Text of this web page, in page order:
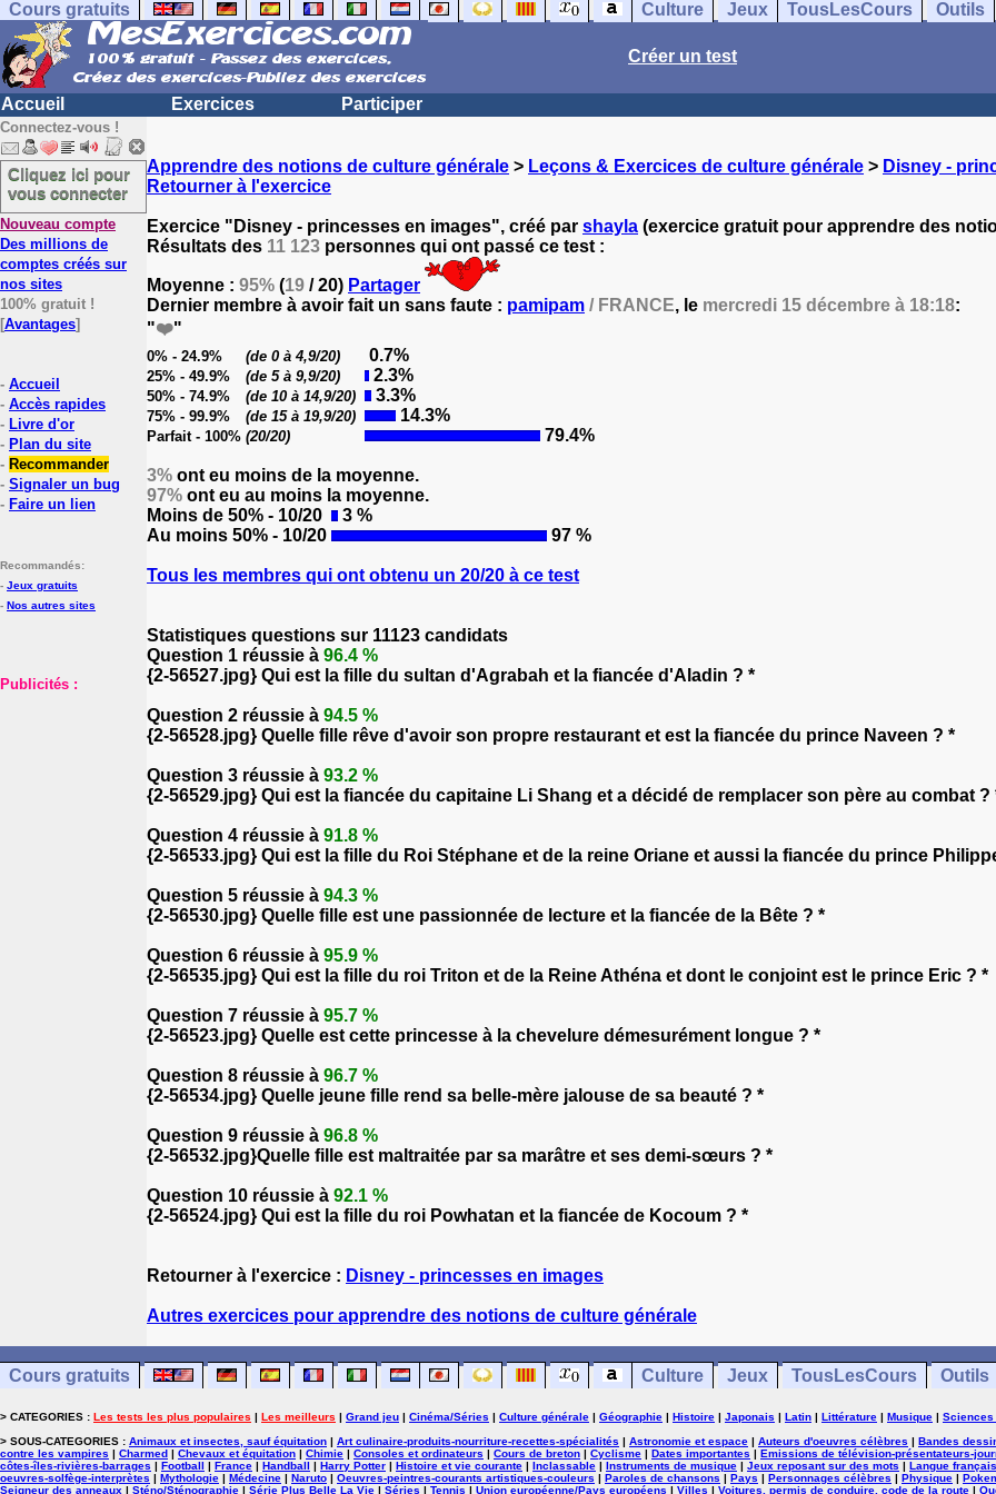
Cours gratuits Culture Jeux TousLesCours Outils
Créer un test
Accueil Exercices Participer
Connectez-vous !
Cliquez ici pour
vous connecter
Nouveau compte
Des millions de
comptes créés sur
nos sites
100% gratuit !
[Avantages]
- Accueil
- Accès rapides
- Livre d'or
- Plan du site
- Recommander
- Signaler un bug
- Faire un lien
Recommandés:
- Jeux gratuits
- Nos autres sites
Publicités :
Apprendre des notions de culture générale > Leçons & Exercices de culture générale > Disney -
Retourner à l'exercice
Exercice "Disney - princesses en images", créé par shayla (exercice gratuit pour apprendre des
Résultats des 11 123 personnes qui ont passé ce test :
Moyenne : 95% (19 / 20) Partager
Dernier membre à avoir fait un sans faute : pamipam / FRANCE, le mercredi 15 décembre à 18:18:
"❤️"
0% - 24.9% (de 0 à 4,9/20) 0.7%
25% - 49.9% (de 5 à 9,9/20) 2.3%
50% - 74.9% (de 10 à 14,9/20) 3.3%
75% - 99.9% (de 15 à 19,9/20) 14.3%
Parfait - 100% (20/20) 79.4%
3% ont eu moins de la moyenne.
97% ont eu au moins la moyenne.
Moins de 50% - 10/20
3 %
Au moins 50% - 10/20
97 %
Tous les membres qui ont obtenu un 20/20 à ce test
Statistiques questions sur 11123 candidats
Question 1 réussie à 96.4 %
{2-56527.jpg} Qui est la fille du sultan d'Agrabah et la fiancée d'Aladin ? *
Question 2 réussie à 94.5 %
{2-56528.jpg} Quelle fille rêve d'avoir son propre restaurant et est la fiancée du prince Naveen ? *
Question 3 réussie à 93.2 %
{2-56529.jpg} Qui est la fiancée du capitaine Li Shang et a décidé de remplacer son père au combat ?
Question 4 réussie à 91.8 %
{2-56533.jpg} Qui est la fille du Roi Stéphane et de la reine Oriane et aussi la fiancée du prince
Question 5 réussie à 94.3 %
{2-56530.jpg} Quelle fille est une passionnée de lecture et la fiancée de la Bête ? *
Question 6 réussie à 95.9 %
{2-56535.jpg} Qui est la fille du roi Triton et de la Reine Athéna et dont le conjoint est le prince Eric ? *
Question 7 réussie à 95.7 %
{2-56523.jpg} Quelle est cette princesse à la chevelure démesurément longue ? *
Question 8 réussie à 96.7 %
{2-56534.jpg} Quelle jeune fille rend sa belle-mère jalouse de sa beauté ? *
Question 9 réussie à 96.8 %
{2-56532.jpg}Quelle fille est maltraitée par sa marâtre et ses demi-sœurs ? *
Question 10 réussie à 92.1 %
{2-56524.jpg} Qui est la fille du roi Powhatan et la fiancée de Kocoum ? *
Retourner à l'exercice : Disney - princesses en images
Autres exercices pour apprendre des notions de culture générale
Cours gratuits Culture Jeux TousLesCours Outils
> CATEGORIES : Les tests les plus populaires | Les meilleurs | Grand jeu | Cinéma/Séries | Culture générale | Géographie | Histoire | Japonais | Latin | Littérature | Musique | Sciences
> SOUS-CATEGORIES : Animaux et insectes, sauf équitation | Art culinaire-produits-nourriture-recettes-spécialités | Astronomie et espace | Auteurs d'oeuvres célèbres | Bandes
contre les vampires | Charmed | Chevaux et équitation | Chimie | Consoles et ordinateurs | Cours de breton | Cyclisme | Dates importantes | Emissions de télévision-présentateurs-
côtes-îles-rivières-barrages | Football | France | Handball | Harry Potter | Histoire et vie courante | Inclassable | Instruments de musique | Jeux reposant sur des mots | Langue
oeuvres-solfège-interprètes | Mythologie | Médecine | Naruto | Oeuvres-peintres-courants artistiques-couleurs | Paroles de chansons | Pays | Personnages célèbres | Physique |
Seigneur des anneaux | Sténo/Sténographie | Série Plus Belle La Vie | Séries | Tennis | Union européenne/Pays européens | Villes | Voitures, permis de conduire, code de la route |